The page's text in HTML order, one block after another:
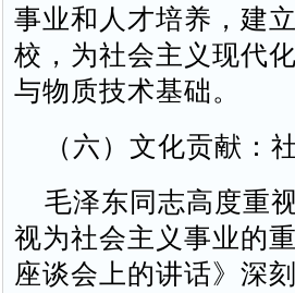
事业和人才培养，建
校，为社会主义现代
与物质技术基础。
（六）文化贡献：
毛泽东同志高度重
视为社会主义事业的
座谈会上的讲话》深